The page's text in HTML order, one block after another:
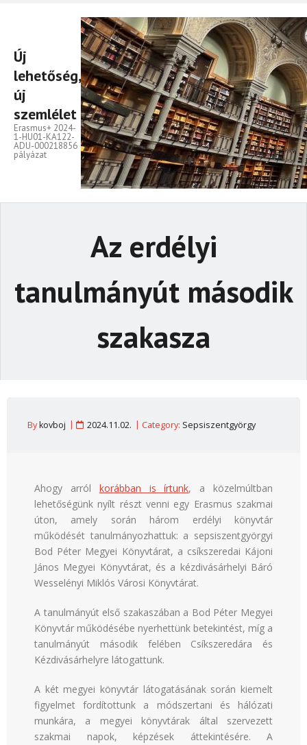
Új
lehetőség,
új
szemlélet
Erasmus+ 2024-
1-HU01-KA122-
ADU-000218856
pályázat
Az erdélyi
tanulmányút második
szakasza
Bykovboj 2024.11.02. Category: Sepsiszentgyörgy
Ahogy arról korábban is írtunk, a közelmúltban
lehetőségünk nyílt részt venni egy Erasmus szakmai
úton, amely során három erdélyi könyvtár
működését tanulmányozhattuk: a sepsiszentgyörgyi
Bod Péter Megyei Könyvtárat, a csíkszeredai Kájoni
János Megyei Könyvtárat, és a kézdivásárhelyi Báró
Wesselényi Miklós Városi Könyvtárat.
A tanulmányút első szakaszában a Bod Péter Megyei
Könyvtár működésébe nyerhettünk betekintést, míg a
tanulmányút második felében Csíkszeredára és
Kézdivásárhelyre látogattunk.
A két megyei könyvtár látogatásának során kiemelt
figyelmet fordítottunk a módszertani és hálózati
munkára, a megyei könyvtárak által szervezett
szakmai napok, képzések áttekintésére. A